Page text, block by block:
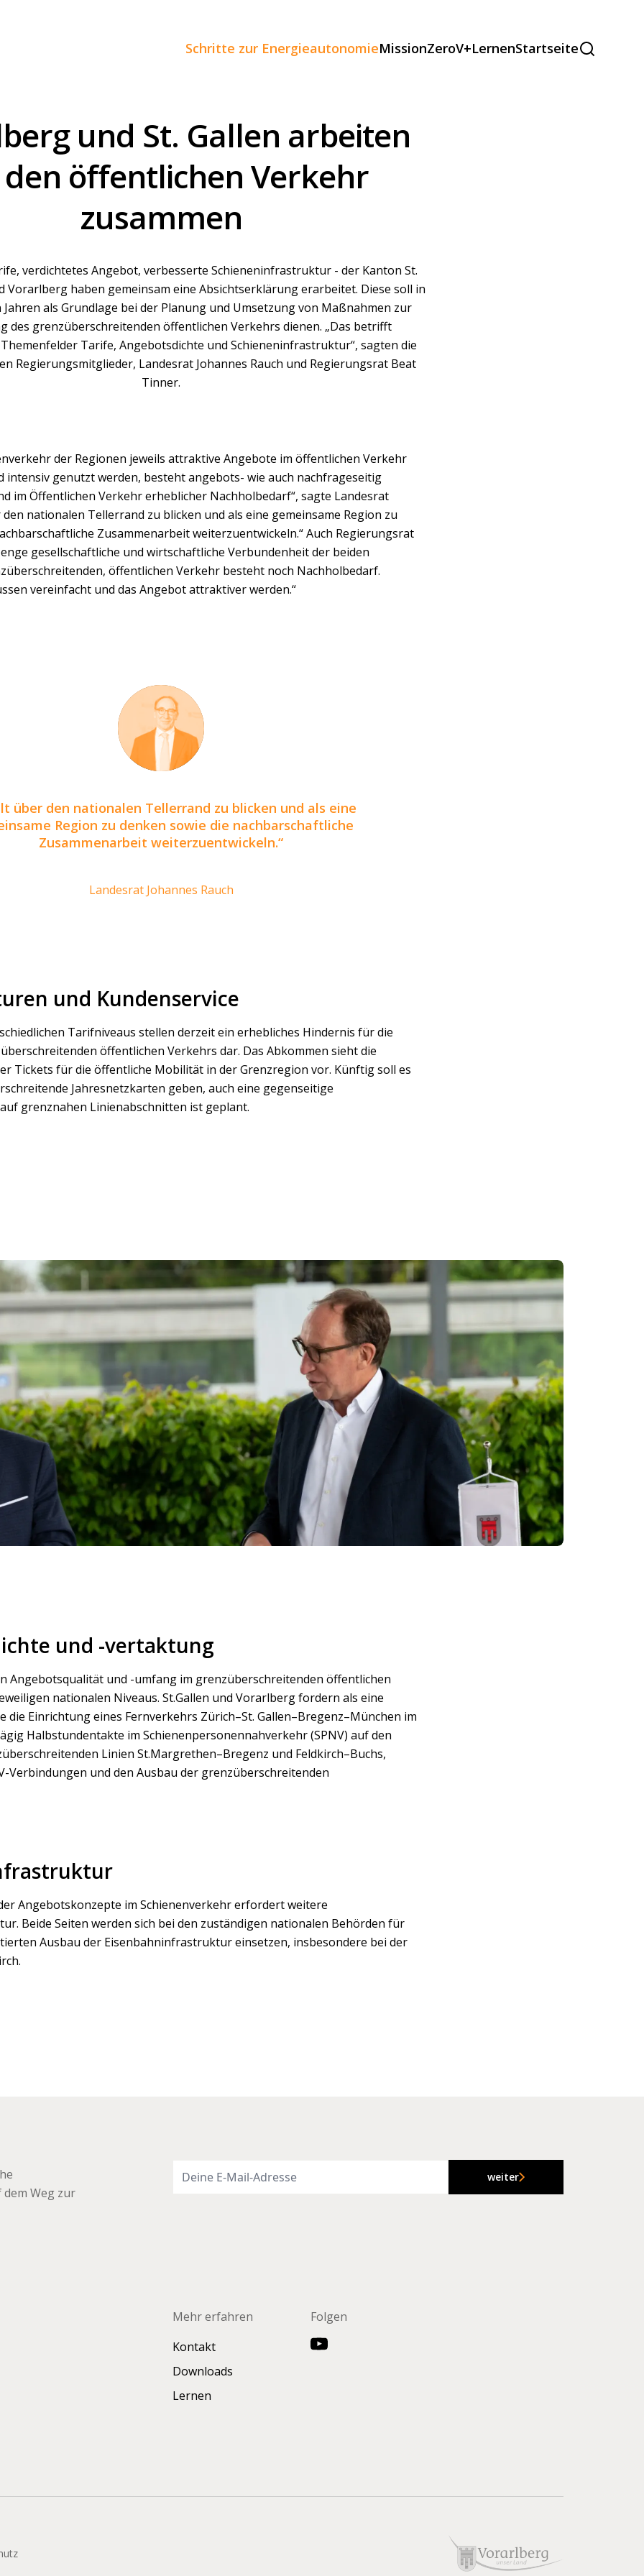
Schritte zur EnergieautonomieMissionZeroV+LernenStartseite
und St. Gallen arbeiten
öffentlichen Verkehr
zusammen
verdichtetes Angebot, verbesserte Schieneninfrastruktur - der Kanton St.
Vorarlberg haben gemeinsam eine Absichtserklärung erarbeitet. Diese soll in
als Grundlage bei der Planung und Umsetzung von Maßnahmen zur
des grenzüberschreitenden öffentlichen Verkehrs dienen. „Das betrifft
Tarife, Angebotsdichte und Schieneninfrastruktur“, sagten die
Regierungsmitglieder, Landesrat Johannes Rauch und Regierungsrat Beat
Tinner.
der Regionen jeweils attraktive Angebote im öffentlichen Verkehr
intensiv genutzt werden, besteht angebots- wie auch nachfrageseitig
im Öffentlichen Verkehr erheblicher Nachholbedarf“, sagte Landesrat
den nationalen Tellerrand zu blicken und als eine gemeinsame Region zu
Zusammenarbeit weiterzuentwickeln.“ Auch Regierungsrat
gesellschaftliche und wirtschaftliche Verbundenheit der beiden
öffentlichen Verkehr besteht noch Nachholbedarf.
vereinfacht und das Angebot attraktiver werden.“
über den nationalen Tellerrand zu blicken und als eine
Region zu denken sowie die nachbarschaftliche
Zusammenarbeit weiterzuentwickeln.
Landesrat Johannes Rauch
und Kundenservice
Tarifniveaus stellen derzeit ein erhebliches Hindernis für die
öffentlichen Verkehrs dar. Das Abkommen sieht die
Tickets für die öffentliche Mobilität in der Grenzregion vor. Künftig soll es
Jahresnetzkarten geben, auch eine gegenseitige
grenznahen Linienabschnitten ist geplant.
und -vertaktung
Angebotsqualität und -umfang im grenzüberschreitenden öffentlichen
nationalen Niveaus. St.Gallen und Vorarlberg fordern als eine
die Einrichtung eines Fernverkehrs Zürich–St. Gallen–Bregenz–München im
Halbstundentakte im Schienenpersonennahverkehr (SPNV) auf den
Linien St.Margrethen–Bregenz und Feldkirch–Buchs,
Verbindungen und den Ausbau der grenzüberschreitenden
Angebotskonzepte im Schienenverkehr erfordert weitere
Beide Seiten werden sich bei den zuständigen nationalen Behörden für
Ausbau der Eisenbahninfrastruktur einsetzen, insbesondere bei der
Weg zur
weiter
Mehr erfahren
Kontakt
Downloads
Lernen
Folgen